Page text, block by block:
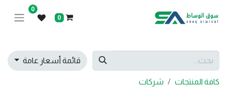
0
0
قائمة أسعار عامة
كافة المنتجات
شركات